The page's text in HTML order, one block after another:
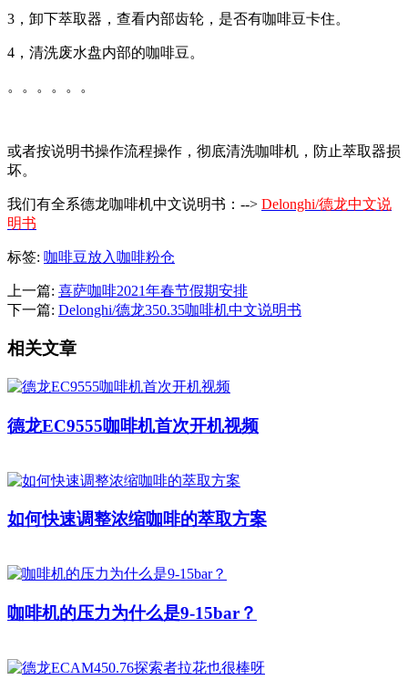
3，卸下萃取器，查看内部齿轮，是否有咖啡豆卡住。
4，清洗废水盘内部的咖啡豆。
。。。。。。
或者按说明书操作流程操作，彻底清洗咖啡机，防止萃取器损
坏。
我们有全系德龙咖啡机中文说明书：--> Delonghi/德龙中文说
明书
标签: 咖啡豆放入咖啡粉仓
上一篇: 喜萨咖啡2021年春节假期安排
下一篇: Delonghi/德龙350.35咖啡机中文说明书
相关文章
德龙EC9555咖啡机首次开机视频
如何快速调整浓缩咖啡的萃取方案
咖啡机的压力为什么是9-15bar？